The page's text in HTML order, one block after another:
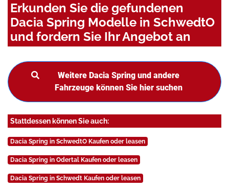
Erkunden Sie die gefundenen
Dacia Spring Modelle in SchwedtO
und fordern Sie Ihr Angebot an
Weitere Dacia Spring und andere
Fahrzeuge können Sie hier suchen
Stattdessen können Sie auch:
Dacia Spring in SchwedtO Kaufen oder leasen
Dacia Spring in Odertal Kaufen oder leasen
Dacia Spring in Schwedt Kaufen oder leasen